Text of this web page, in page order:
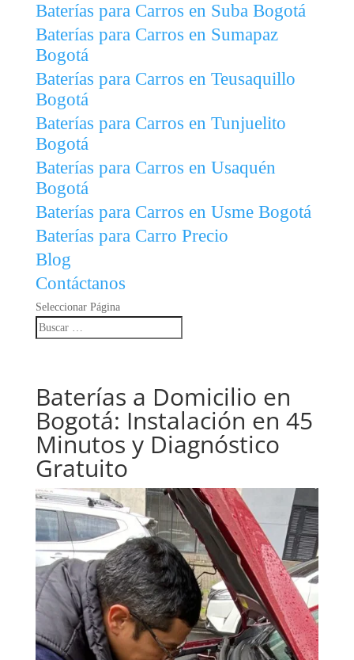
Baterías para Carros en Suba Bogotá
Baterías para Carros en Sumapaz
Bogotá
Baterías para Carros en Teusaquillo
Bogotá
Baterías para Carros en Tunjuelito
Bogotá
Baterías para Carros en Usaquén
Bogotá
Baterías para Carros en Usme Bogotá
Baterías para Carro Precio
Blog
Contáctanos
Seleccionar Página
Baterías a Domicilio en
Bogotá: Instalación en 45
Minutos y Diagnóstico
Gratuito